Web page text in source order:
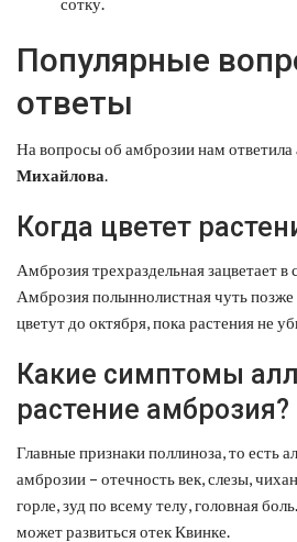
Популярные
ответы
На вопросы об амброзии нам ответила
Михайлова.
Когда цветет
Амброзия трехраздельная зацветает в
Амброзия полыннолистная чуть
цветут до октября, пока растения не
Какие симптомы
растение амброзия?
Главные признаки поллиноза, то есть
амброзии – отечность век, слезы,
горле, зуд по всему телу, головная
может развиться отек Квинке.